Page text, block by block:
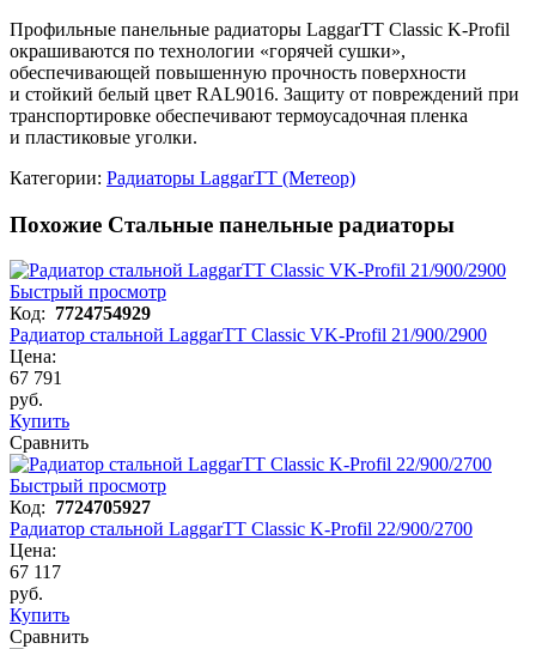
Профильные панельные радиаторы LaggarTT Classic K-Profil
окрашиваются по технологии «горячей сушки»,
обеспечивающей повышенную прочность поверхности
и стойкий белый цвет RAL9016. Защиту от повреждений при
транспортировке обеспечивают термоусадочная пленка
и пластиковые уголки.
Категории: Радиаторы LaggarTT (Метеор)
Похожие Стальные панельные радиаторы
Быстрый просмотр
Код: 7724754929
Радиатор стальной LaggarTT Classic VK-Profil 21/900/2900
Цена:
67 791
руб.
Купить
Сравнить
Быстрый просмотр
Код: 7724705927
Радиатор стальной LaggarTT Classic K-Profil 22/900/2700
Цена:
67 117
руб.
Купить
Сравнить